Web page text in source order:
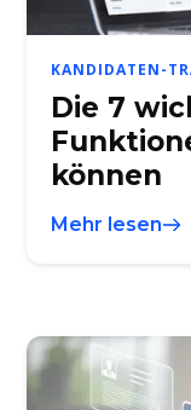
KANDIDATEN-
Die 7
können
Mehr lesen